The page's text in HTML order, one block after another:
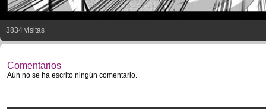
3834 visitas
Comentarios
Aún no se ha escrito ningún comentario.